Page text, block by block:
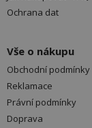
Ochrana dat
Vše o nákupu
Obchodní podmínky
Reklamace
Právní podmínky
Doprava